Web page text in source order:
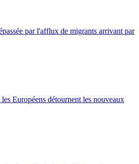
par l'afflux de migrants arrivant par
Européens détournent les nouveaux